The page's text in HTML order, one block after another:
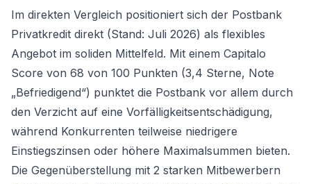
Im direkten Vergleich positioniert sich der Postbank
Privatkredit direkt (Stand: Juli 2026) als flexibles
Angebot im soliden Mittelfeld. Mit einem Capitalo
Score von 68 von 100 Punkten (3,4 Sterne, Note
„Befriedigend“) punktet die Postbank vor allem durch
den Verzicht auf eine Vorfälligkeitsentschädigung,
während Konkurrenten teilweise niedrigere
Einstiegszinsen oder höhere Maximalsummen bieten.
Die Gegenüberstellung mit 2 starken Mitbewerbern